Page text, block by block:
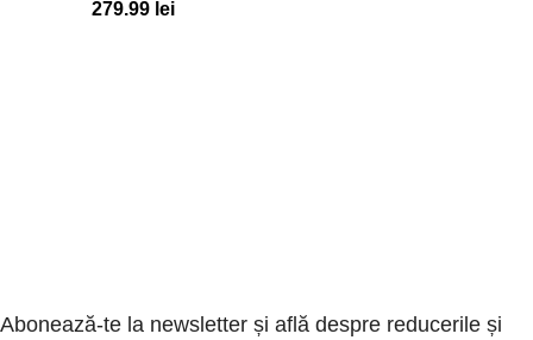
lei
Abonează-te la newsletter și află despre reducerile și